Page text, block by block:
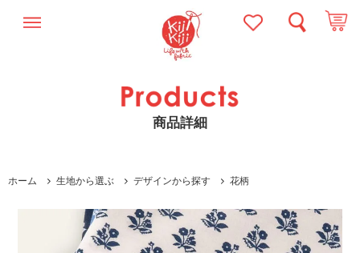
商品詳細
ホーム 生地から選ぶ デザインから探す 花柄